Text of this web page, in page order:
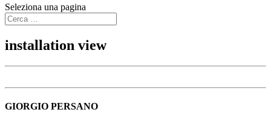
Seleziona una pagina
installation view
GIORGIO PERSANO